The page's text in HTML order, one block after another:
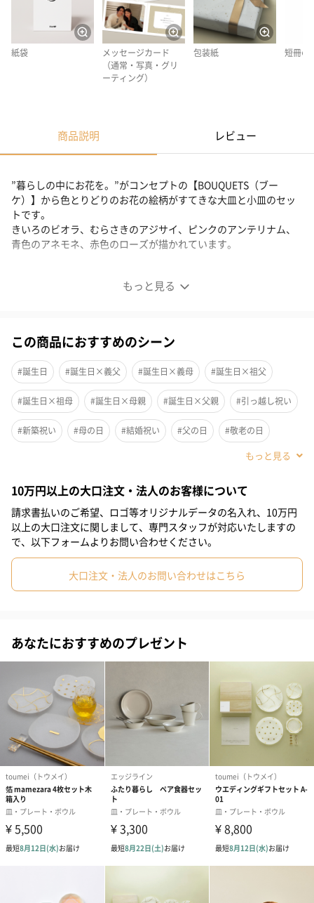
紙袋
メッセージカード
（通常・写真・グリ
ーティング）
包装紙 短冊の
商品説明 レビュー
もっと見る
”暮らしの中にお花を。”がコンセプトの【BOUQUETS（ブー
ケ）】から色とりどりのお花の絵柄がすてきな大皿と小皿のセッ
トです。
きいろのビオラ、むらさきのアジサイ、ピンクのアンテリナム、
青色のアネモネ、赤色のローズが描かれています。
お花が好きな方へ贈りたいギフト
色とりどりのお花の絵柄がすてきな大皿と小皿のセット。
青色のアネモネ、赤色のローズが描かれています。
きいろのビオラが描かれたかわいらしい特別なパッケージに入れ
てお届けいたします。
【BOUQUETS（ブーケ）】
花好きのあの人へ。
”暮らしの中にお花を。”がコンセプトのbouquetシリーズ。青い
花束、赤い花束、きいろい花束・・・と、カラーをテーマにした
この商品におすすめのシーン
#誕生日 #誕生日×義父 #誕生日×義母 #誕生日×祖父
#誕生日×祖母 #誕生日×母親 #誕生日×父親 #引っ越し祝い
#新築祝い #母の日 #結婚祝い #父の日 #敬老の日
#母親
#父親 #姉 #妻 #夫 #親戚女性 #親戚男性
#小学生高学年の女の子 #取引先女性 #取引先男性
#女子中学生 #女子高校生 #部下女性 #部下男性
#娘 #兄 #女子大学生 #彼女 #同僚女性
#彼氏 #40代 #50代 #30代 #70代
10万円以上の大口注文・法人のお客様について
請求書払いのご希望、ロゴ等オリジナルデータの名入れ、10万円
以上の大口注文に関しまして、専門スタッフが対応いたしますの
で、以下フォームよりお問い合わせください。
大口注文・法人のお問い合わせはこちら
あなたにおすすめのプレゼント